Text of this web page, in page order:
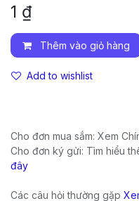
1 ₫
Thêm vào giỏ hàng
Add to wishlist
Cho đơn mua sắm: Xem
Cho đơn ký gửi: Tìm hiểu
đây
Các câu hỏi thường gặp